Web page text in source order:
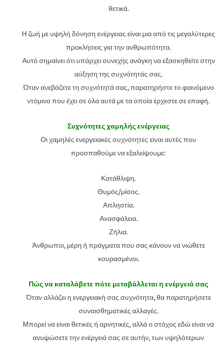
θετικά.
Η ζωή με υψηλή δόνηση ενέργειας είναι μια από τις μεγαλύτερες
προκλήσεις για την ανθρωπότητα.
Αυτό σημαίνει ότι υπάρχει συνεχής ανάγκη να εξασκηθείτε στην
αύξηση της συχνότητάς σας.
Όταν ανεβάζετε τη συχνότητά σας, παρατηρήστε το φαινόμενο
ντόμινο που έχει σε όλα αυτά με τα οποία έρχεστε σε επαφή.
Συχνότητες χαμηλής ενέργειας
Οι χαμηλές ενεργειακές συχνότητες είναι αυτές που
προσπαθούμε να εξαλείψουμε:
Κατάθλιψη.
Θυμός/μίσος.
Απληστία.
Ανασφάλεια.
Ζήλια.
Άνθρωποι, μέρη ή πράγματα που σας κάνουν να νιώθετε
κουρασμένοι.
Πώς να καταλάβετε πότε μεταβάλλεται η ενέργειά σας
Όταν αλλάζει η ενεργειακή σας συχνότητα, θα παρατηρήσετε
συναισθηματικές αλλαγές.
Μπορεί να είναι θετικές ή αρνητικές, αλλά ο στόχος εδώ είναι να
ανυψώσετε την ενέργειά σας σε αυτήν, των υψηλότερων